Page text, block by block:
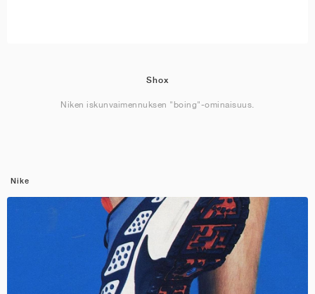
Shox
Niken iskunvaimennuksen "boing"-ominaisuus.
Nike